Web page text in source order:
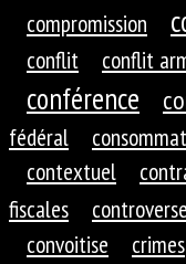
compromission
conflit conflit
conférence
fédéral
contextuel
fiscales
controverse
convoitise
crimes